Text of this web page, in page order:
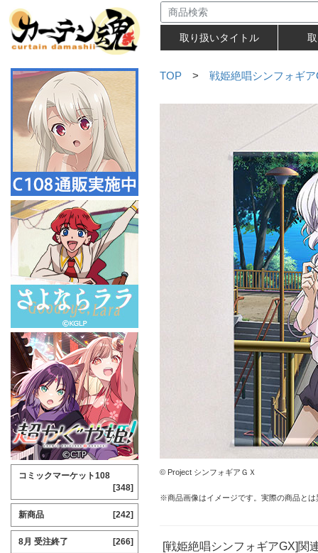
取り扱いタイトル
TOP > 戦姫絶唱シンフォギ
© Project シンフォギアＧＸ
※商品画像はイメージです。実際の商品と
[戦姫絶唱シンフォギアGX]関
コミックマーケット108
[348]
新商品 [242]
8月 受注終了 [266]